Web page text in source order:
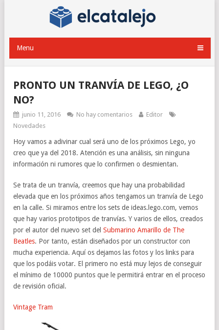
Menu
PRONTO UN TRANVÍA DE LEGO, ¿O
NO?
junio 11, 2016 No hay comentarios
Editor
Novedades
Hoy vamos a adivinar cual será uno de los próximos Lego, yo
creo que ya del 2018. Atención es una análisis, sin ninguna
información ni rumores que lo confirmen o desmientan.
Se trata de un tranvía, creemos que hay una probabilidad
elevada que en los próximos años tengamos un tranvía de Lego
en la calle. Si miramos entre los sets de ideas.lego.com, vemos
que hay varios prototipos de tranvías. Y varios de ellos, creados
por el autor del nuevo set del Submarino Amarillo de The
Beatles. Por tanto, están diseñados por un constructor con
mucha experiencia. Aquí os dejamos las fotos y los links para
que los podáis votar. El primero no está muy lejos de conseguir
el mínimo de 10000 puntos que le permitirá entrar en el proceso
de revisión oficial.
Vintage Tram